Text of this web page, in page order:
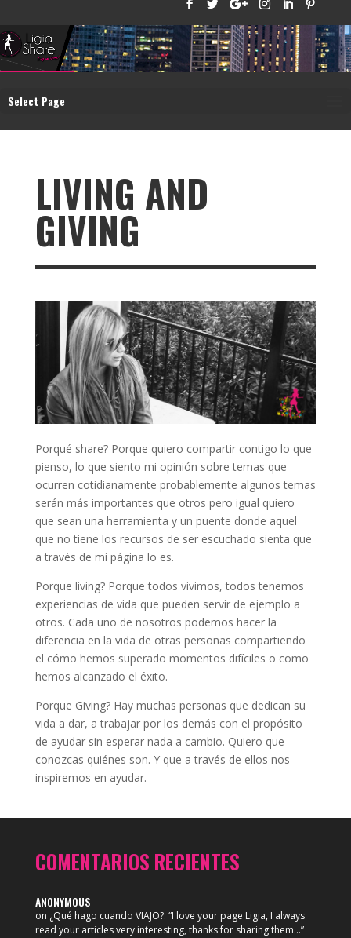
Select Page
LIVING AND
GIVING
Porqué share? Porque quiero compartir contigo lo que
pienso, lo que siento mi opinión sobre temas que
ocurren cotidianamente probablemente algunos temas
serán más importantes que otros pero igual quiero
que sean una herramienta y un puente donde aquel
que no tiene los recursos de ser escuchado sienta que
a través de mi página lo es.
Porque living? Porque todos vivimos, todos tenemos
experiencias de vida que pueden servir de ejemplo a
otros. Cada uno de nosotros podemos hacer la
diferencia en la vida de otras personas compartiendo
el cómo hemos superado momentos difíciles o como
hemos alcanzado el éxito.
Porque Giving? Hay muchas personas que dedican su
vida a dar, a trabajar por los demás con el propósito
de ayudar sin esperar nada a cambio. Quiero que
conozcas quiénes son. Y que a través de ellos nos
inspiremos en ayudar.
COMENTARIOS RECIENTES
ANONYMOUS
on ¿Qué hago cuando VIAJO?: “I love your page Ligia, I always
read your articles very interesting, thanks for sharing them…”